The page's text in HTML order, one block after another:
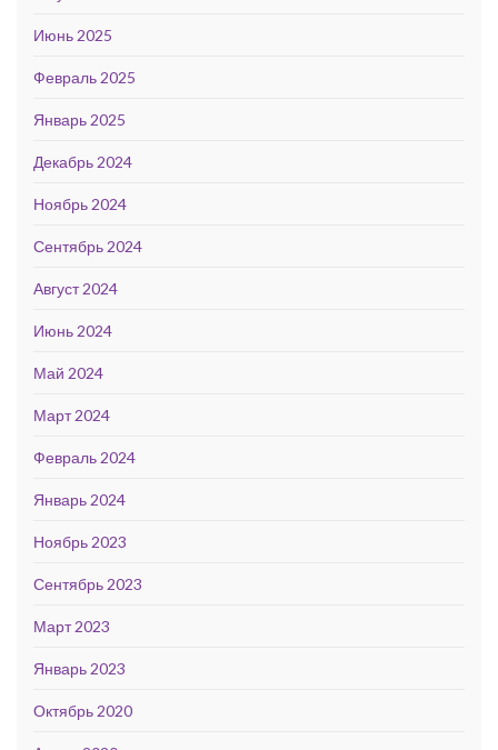
Июнь 2025
Февраль 2025
Январь 2025
Декабрь 2024
Ноябрь 2024
Сентябрь 2024
Август 2024
Июнь 2024
Май 2024
Март 2024
Февраль 2024
Январь 2024
Ноябрь 2023
Сентябрь 2023
Март 2023
Январь 2023
Октябрь 2020